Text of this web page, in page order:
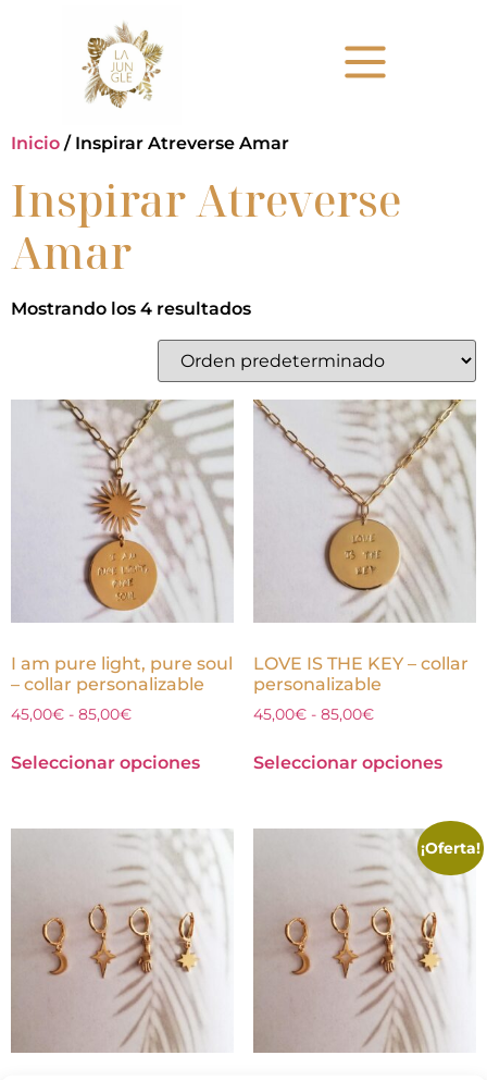
Inicio / Inspirar Atreverse Amar
Inspirar Atreverse
Amar
Mostrando los 4 resultados
I am pure light, pure soul
– collar personalizable
45,00€ - 85,00€
Seleccionar opciones
LOVE IS THE KEY – collar
personalizable
45,00€ - 85,00€
Seleccionar opciones
¡Oferta!